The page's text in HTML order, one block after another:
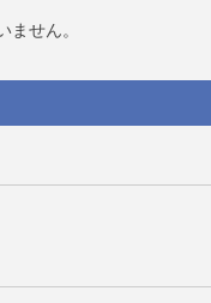
せん。